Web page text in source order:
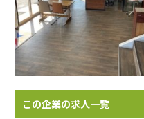
この企業の求人一覧